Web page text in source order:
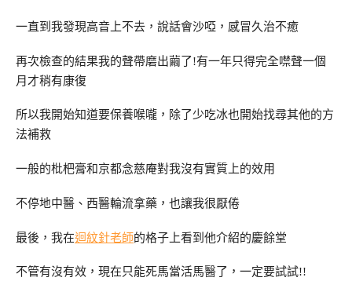
一直到我發現高音上不去，說話會沙啞，感冒久治不癒
再次檢查的結果我的聲帶磨出繭了!有一年只得完全噤聲一個
月才稍有康復
所以我開始知道要保養喉嚨，除了少吃冰也開始找尋其他的方
法補救
一般的枇杷膏和京都念慈庵對我沒有實質上的效用
不停地中醫、西醫輪流拿藥，也讓我很厭倦
最後，我在迴紋針老師的格子上看到他介紹的慶餘堂
不管有沒有效，現在只能死馬當活馬醫了，一定要試試!!